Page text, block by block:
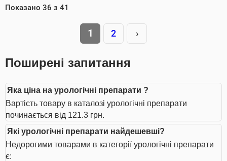
Показано 36 з 41
1 2 ›
Поширені запитання
Яка ціна на урологічні препарати ?
Вартість товару в каталозі урологічні препарати
починається від 121.3 грн.
Які урологічні препарати найдешевші?
Недорогими товарами в категорії урологічні препарати
є: